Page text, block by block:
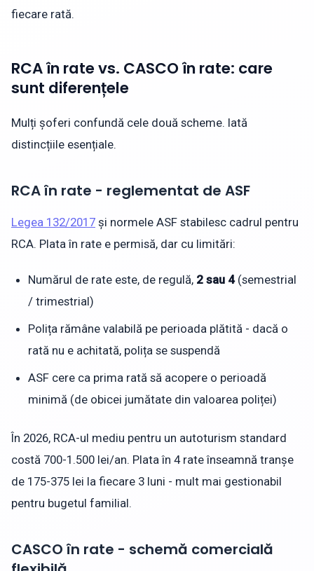
fiecare rată.
RCA în rate vs. CASCO în rate: care
sunt diferențele
Mulți șoferi confundă cele două scheme. Iată
distincțiile esențiale.
RCA în rate - reglementat de ASF
Legea 132/2017 și normele ASF stabilesc cadrul pentru
RCA. Plata în rate e permisă, dar cu limitări:
Numărul de rate este, de regulă, 2 sau 4(semestrial
/ trimestrial)
Polița rămâne valabilă pe perioada plătită - dacă o
rată nu e achitată, polița se suspendă
ASF cere ca prima rată să acopere o perioadă
minimă (de obicei jumătate din valoarea poliței)
În 2026, RCA-ul mediu pentru un autoturism standard
costă 700-1.500 lei/an. Plata în 4 rate înseamnă tranșe
de 175-375 lei la fiecare 3 luni - mult mai gestionabil
pentru bugetul familial.
CASCO în rate - schemă comercială